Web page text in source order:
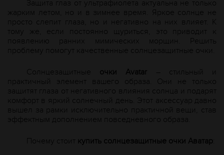
Защита глаз от ультрафиолета актуальна не только
жарким летом, но и в зимнее время. Яркое солнце не
просто слепит глаза, но и негативно на них влияет. К
тому же, если постоянно щуриться, это приводит к
появлению ранних мимических морщин. Решить
проблему помогут качественные солнцезащитные очки.
Солнцезащитные очки Avatar – стильный и
практичный элемент вашего образа. Они не только
защитят глаза от негативного влияния солнца и подарят
комфорт в яркий солнечный день. Этот аксессуар давно
вышел за рамки исключительно практичной вещи, став
эффектным дополнением повседневного образа.
Почему стоит купить солнцезащитные очки Аватар: